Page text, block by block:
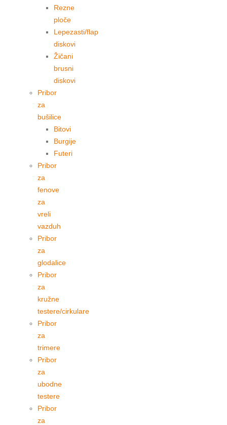
Rezne
ploče
Lepezasti/flap
diskovi
Žičani
brusni
diskovi
Pribor
za
bušilice
Bitovi
Burgije
Futeri
Pribor
za
fenove
za
vreli
vazduh
Pribor
za
glodalice
Pribor
za
kružne
testere/cirkulare
Pribor
za
trimere
Pribor
za
ubodne
testere
Pribor
za